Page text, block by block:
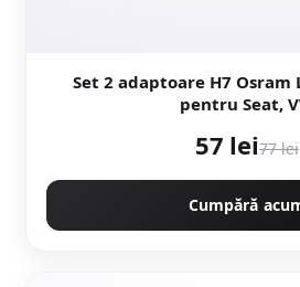
Set 2 adaptoare H7 Osram
pentru Seat,
57 lei77 lei
Cumpără